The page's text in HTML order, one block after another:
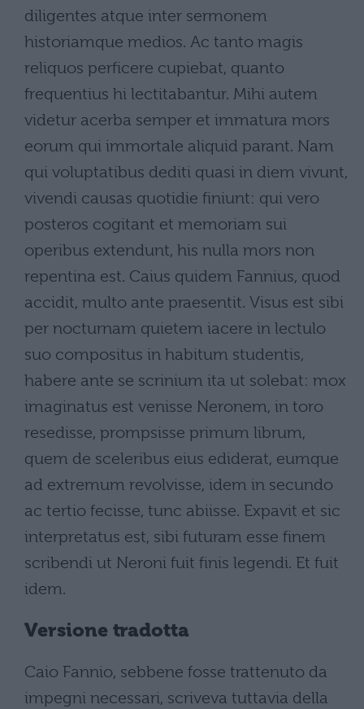
diligentes atque inter sermonem
historiamque medios. Ac tanto magis
reliquos perficere cupiebat, quanto
frequentius hi lectitabantur. Mihi autem
videtur acerba semper et immatura mors
eorum qui immortale aliquid parant. Nam
qui voluptatibus dediti quasi in diem vivunt,
vivendi causas quotidie finiunt: qui vero
posteros cogitant et memoriam sui
operibus extendunt, his nulla mors non
repentina est. Caius quidem Fannius, quod
accidit, multo ante praesentit. Visus est sibi
per nocturnam quietem iacere in lectulo
suo compositus in habitum studentis,
habere ante se scrinium ita ut solebat: mox
imaginatus est venisse Neronem, in toro
resedisse, prompsisse primum librum,
quem de sceleribus eius ediderat, eumque
ad extremum revolvisse, idem in secundo
ac tertio fecisse, tunc abiisse. Expavit et sic
interpretatus est, sibi futuram esse finem
scribendi ut Neroni fuit finis legendi. Et fuit
idem.
Versione tradotta
Caio Fannio, sebbene fosse trattenuto da
impegni necessari, scriveva tuttavia della